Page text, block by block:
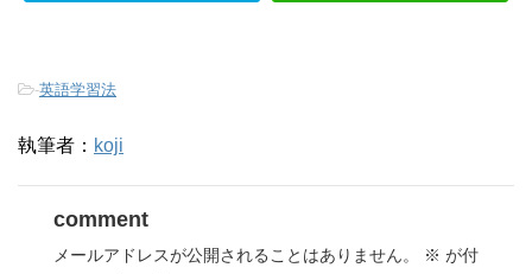
-英語学習法
執筆者： koji
comment
メールアドレスが公開されることはありません。 ※ が付